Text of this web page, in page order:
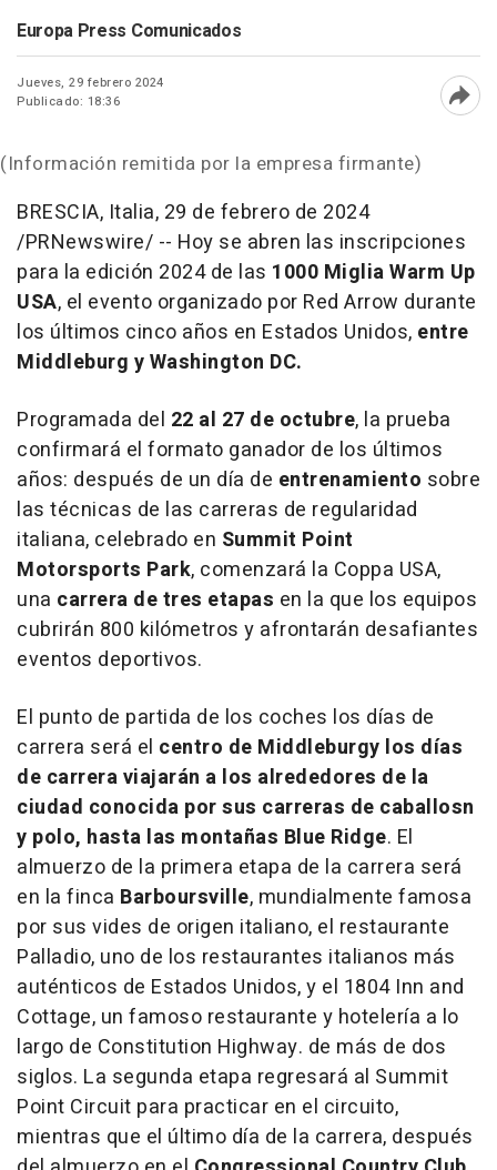
Europa Press Comunicados
Jueves, 29 febrero 2024
Publicado: 18:36
(Información remitida por la empresa firmante)
BRESCIA, Italia, 29 de febrero de 2024
/PRNewswire/ -- Hoy se abren las inscripciones
para la edición 2024 de las 1000 Miglia Warm Up
USA, el evento organizado por Red Arrow durante
los últimos cinco años en Estados Unidos, entre
Middleburg yWashington DC.
Programada del 22 al 27 de octubre, la prueba
confirmará el formato ganador de los últimos
años: después de un día de entrenamiento sobre
las técnicas de las carreras de regularidad
italiana, celebrado en Summit Point
Motorsports Park, comenzará la Coppa USA,
una carrera de tres etapas en la que los equipos
cubrirán 800 kilómetros y afrontarán desafiantes
eventos deportivos.
El punto de partida de los coches los días de
carrera será el centro de Middleburgy los días
de carrera viajarán a los alrededores de la
ciudad conocida por sus carreras de caballosn
y polo, hasta las montañas Blue Ridge. El
almuerzo de la primera etapa de la carrera será
en la finca Barboursville, mundialmente famosa
por sus vides de origen italiano, el restaurante
Palladio, uno de los restaurantes italianos más
auténticos de Estados Unidos, y el 1804 Inn and
Cottage, un famoso restaurante y hotelería a lo
largo de Constitution Highway. de más de dos
siglos. La segunda etapa regresará al Summit
Point Circuit para practicar en el circuito,
mientras que el último día de la carrera, después